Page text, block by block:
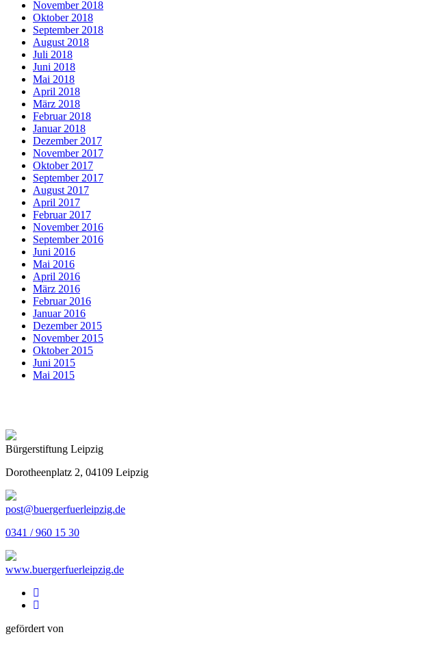
November 2018
Oktober 2018
September 2018
August 2018
Juli 2018
Juni 2018
Mai 2018
April 2018
März 2018
Februar 2018
Januar 2018
Dezember 2017
November 2017
Oktober 2017
September 2017
August 2017
April 2017
Februar 2017
November 2016
September 2016
Juni 2016
Mai 2016
April 2016
März 2016
Februar 2016
Januar 2016
Dezember 2015
November 2015
Oktober 2015
Juni 2015
Mai 2015
Bürgerstiftung Leipzig
Dorotheenplatz 2, 04109 Leipzig
post@buergerfuerleipzig.de
0341 / 960 15 30
www.buergerfuerleipzig.de
gefördert von